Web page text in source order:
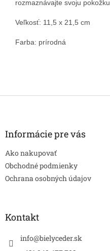
rozmaznávajte svoju pokožku
Veľkosť: 11,5 x 21,5 cm
Farba: prírodná
Z
Informácie pre vás
Ako nakupovať
Obchodné podmienky
Ochrana osobných údajov
Kontakt
info@bielyceder.sk